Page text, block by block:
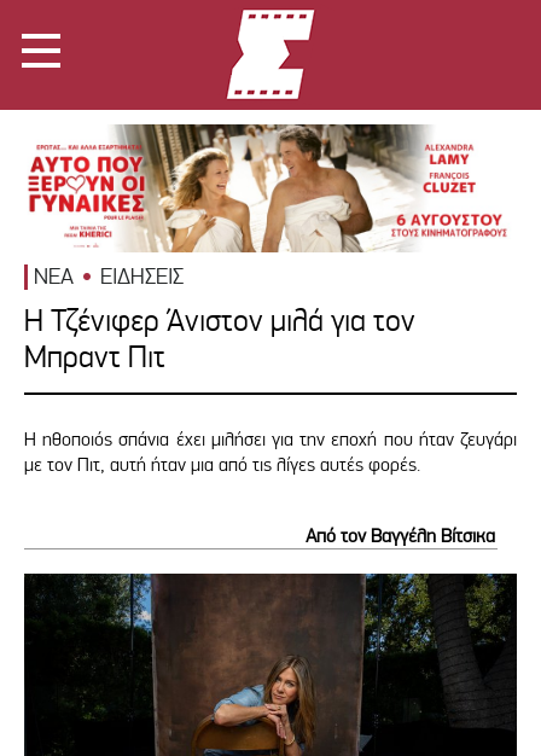
ΝΕΑ ΕΙΔΗΣΕΙΣ
H Τζένιφερ Άνιστον μιλά για τον
Μπραντ Πιτ
Η ηθοποιός σπάνια έχει μιλήσει για την εποχή που ήταν ζευγάρι
με τον Πιτ, αυτή ήταν μια από τις λίγες αυτές φορές.
Από τον Βαγγέλη Βίτσικα